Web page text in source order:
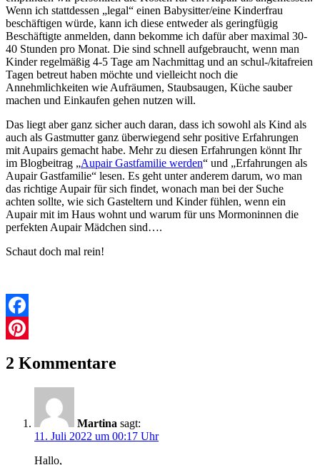
Wenn ich stattdessen „legal“ einen Babysitter/eine Kinderfrau
beschäftigen würde, kann ich diese entweder als geringfügig
Beschäftigte anmelden, dann bekomme ich dafür aber maximal 30-
40 Stunden pro Monat. Die sind schnell aufgebraucht, wenn man
Kinder regelmäßig 4-5 Tage am Nachmittag und an schul-/kitafreien
Tagen betreut haben möchte und vielleicht noch die
Annehmlichkeiten wie Aufräumen, Staubsaugen, Küche sauber
machen und Einkaufen gehen nutzen will.
Das liegt aber ganz sicher auch daran, dass ich sowohl als Kind als
auch als Gastmutter ganz überwiegend sehr positive Erfahrungen
mit Aupairs gemacht habe. Mehr zu diesen Erfahrungen könnt Ihr
im Blogbeitrag „Aupair Gastfamilie werden“ und „Erfahrungen als
Aupair Gastfamilie“ lesen. Es geht unter anderem darum, wo man
das richtige Aupair für sich findet, wonach man bei der Suche
achten sollte, wie sich Gasteltern und Kinder fühlen, wenn ein
Aupair mit im Haus wohnt und warum für uns Mormoninnen die
perfekten Aupair Mädchen sind….
Schaut doch mal rein!
Facebook
TaschengeldAupairkosten
2 Kommentare
Martina sagt:
11. Juli 2022 um 00:17 Uhr
Hallo,